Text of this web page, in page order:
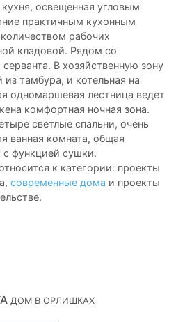
освещенная угловым
практичным кухонным
рабочих
кладовой. Рядом со
В хозяйственную зону
тамбура, и котельная на
одномаршевая лестница ведет
комфортная ночная зона.
светлые спальни, очень
ванная комната, общая
с функцией сушки.
к категории: проекты
современные дома и проекты
ДОМ В ОРЛИШКАХ